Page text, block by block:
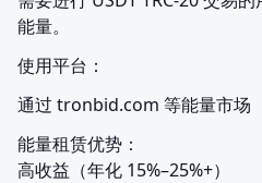
能量。
使用平台：
通过 tronbid.com 等能量市场
能量租赁优势：
高收益（年化 15%–25%+）